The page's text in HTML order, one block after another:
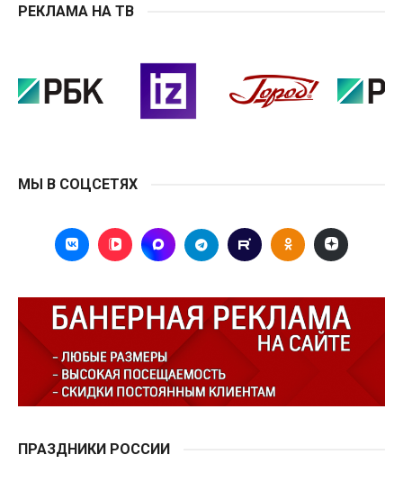
РЕКЛАМА НА ТВ
МЫ В СОЦСЕТЯХ
ПРАЗДНИКИ РОССИИ